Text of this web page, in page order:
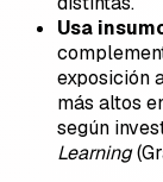
Usa
exposición
más altos
según
Learning